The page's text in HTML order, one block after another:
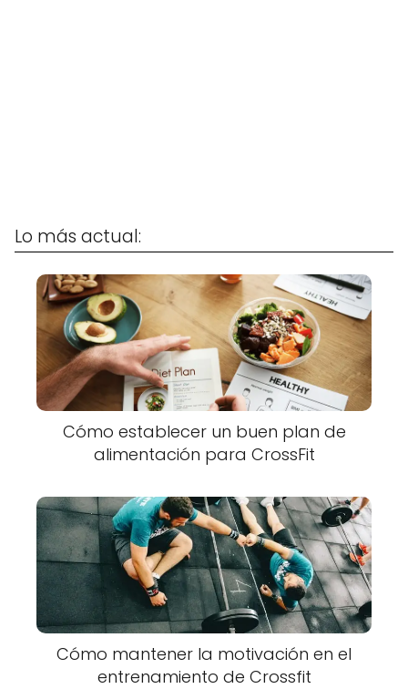
Lo más actual:
Cómo establecer un buen plan de
alimentación para CrossFit
Cómo mantener la motivación en el
entrenamiento de Crossfit